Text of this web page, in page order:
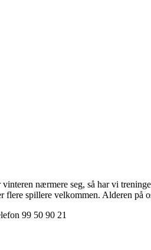
nærmere seg, så har vi
spillere velkommen. Alderen på
99 50 90 21